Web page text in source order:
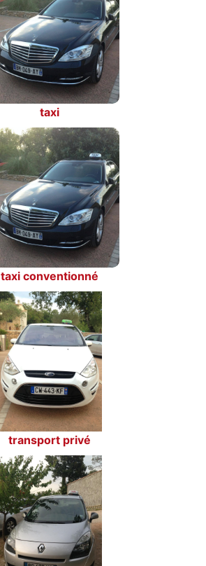
taxi
taxi conventionné
transport privé